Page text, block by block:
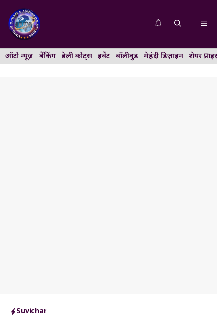
content
ऑटो न्यूज़ बैंकिंग डेली कोट्स इवेंट बॉलीवुड मेहंदी डिज़ाइन शेयर
Suvichar